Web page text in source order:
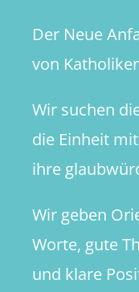
Der Neue
von
Wir suchen
die Einheit
ihre
Wir geben
Worte, gute
und klare